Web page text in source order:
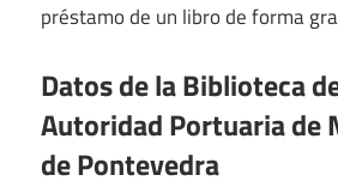
préstamo de un libro de forma
Datos de la Biblioteca
Autoridad Portuaria de
de Pontevedra